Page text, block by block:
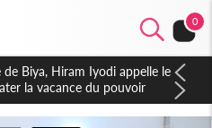
0
PDCI-RDA, Lessiehi bannit